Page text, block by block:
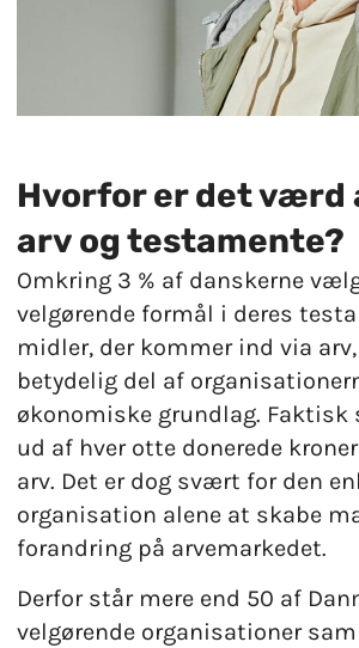
Hvorfor er det værd
arv og testamente?
Omkring 3 % af danskerne
velgørende formål i deres
midler, der kommer ind via
betydelig del af
økonomiske grundlag. Faktisk
ud af hver otte donerede
arv. Det er dog svært for den
organisation alene at skabe
forandring på arvemarkedet.
Derfor står mere end 50 af
velgørende organisationer